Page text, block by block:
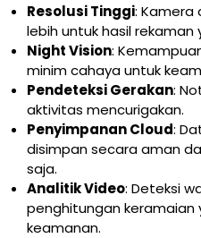
Resolusi Tinggi: Kamera
lebih untuk hasil rekaman
Night Vision:
minim cahaya untuk
Pendeteksi Gerakan:
aktivitas mencurigakan.
Penyimpanan Cloud:
disimpan secara aman
saja.
Analitik Video: Deteksi
penghitungan keramaian
keamanan.